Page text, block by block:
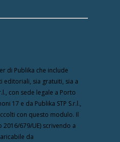
di Publika che include
sia gratuiti, sia a
con sede legale a Porto
17 e da Publika STP S.r.l.,
con questo modulo. Il
679/UE) scrivendo a
da